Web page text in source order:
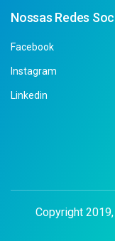
Nossas Redes
Facebook
Instagram
Linkedin
Copyright